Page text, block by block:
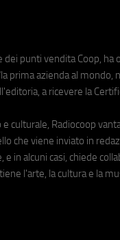
dei punti vendita Coop, ha
prima azienda al mondo,
a ricevere la
culturale, Radiocoop
che viene inviato in
e in alcuni casi, chiede
l'arte, la cultura e la